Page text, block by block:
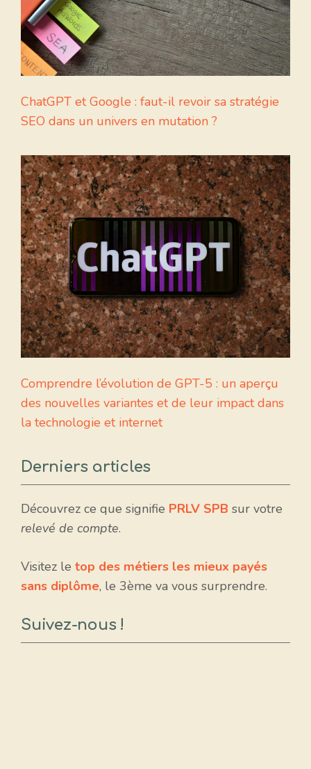
ChatGPT et Google : faut-il revoir sa stratégie
SEO dans un univers en mutation ?
Comprendre l’évolution de GPT-5 : un aperçu
des nouvelles variantes et de leur impact dans
la technologie et internet
Derniers articles
Découvrez ce que signifie PRLV SPB sur votre
relevé de compte.
Visitez le top des métiers les mieux payés
sans diplôme, le 3ème va vous surprendre.
Suivez-nous !